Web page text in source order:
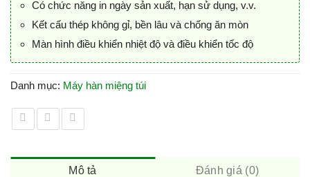
Có chức năng in ngày sản xuất, hạn sử dụng, v.v.
Kết cấu thép không gỉ, bền lâu và chống ăn mòn
Màn hình điều khiển nhiệt độ và điều khiển tốc độ
Danh mục: Máy hàn miệng túi
Mô tả Đánh giá (0)